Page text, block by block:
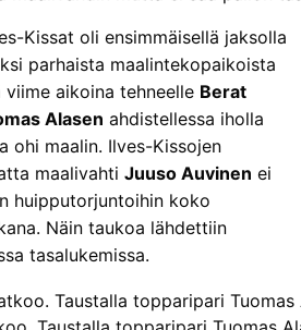
Kissat oli ensimmäisellä jaksolla
parhaista maalintekopaikoista
aikoina tehneelle Berat
Alasen ahdistellessa iholla
ohi maalin. Ilves-Kissojen
maalivahti Juuso Auvinen ei
huipputorjuntoihin koko
Näin taukoa lähdettiin
tasalukemissa.